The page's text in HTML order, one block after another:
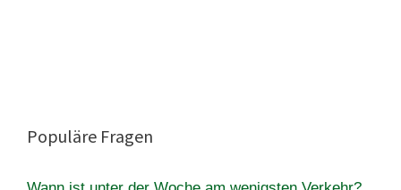
Populäre Fragen